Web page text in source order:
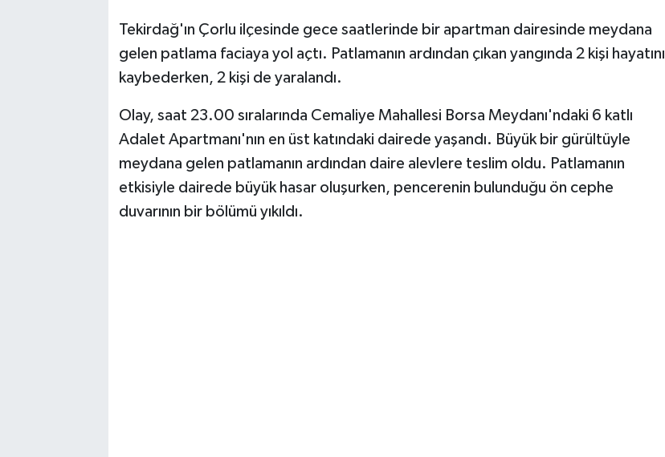
Tekirdağ'ın Çorlu ilçesinde gece saatlerinde bir apartman dairesinde meydana
gelen patlama faciaya yol açtı. Patlamanın ardından çıkan yangında 2 kişi hayatını
kaybederken, 2 kişi de yaralandı.
Olay, saat 23.00 sıralarında Cemaliye Mahallesi Borsa Meydanı'ndaki 6 katlı
Adalet Apartmanı'nın en üst katındaki dairede yaşandı. Büyük bir gürültüyle
meydana gelen patlamanın ardından daire alevlere teslim oldu. Patlamanın
etkisiyle dairede büyük hasar oluşurken, pencerenin bulunduğu ön cephe
duvarının bir bölümü yıkıldı.
Sonsöz Özel